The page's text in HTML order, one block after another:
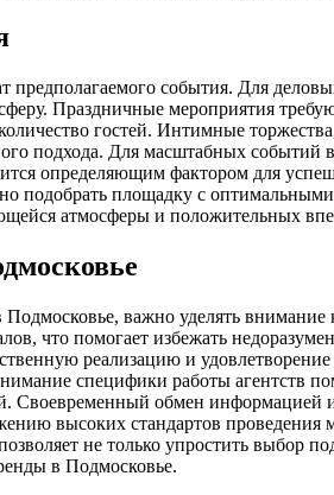
события. Для
Праздничные мероприятия
гостей. Интимные
подхода. Для масштабных событий
определяющим фактором для
подобрать площадку с
атмосферы и положительных
важно уделять
что помогает избежать
реализацию и
специфики работы агентств
обмен информацией и
высоких стандартов
не только упростить выбор
в Подмосковье.